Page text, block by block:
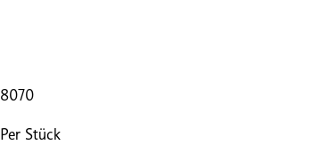
8070
Per Stück